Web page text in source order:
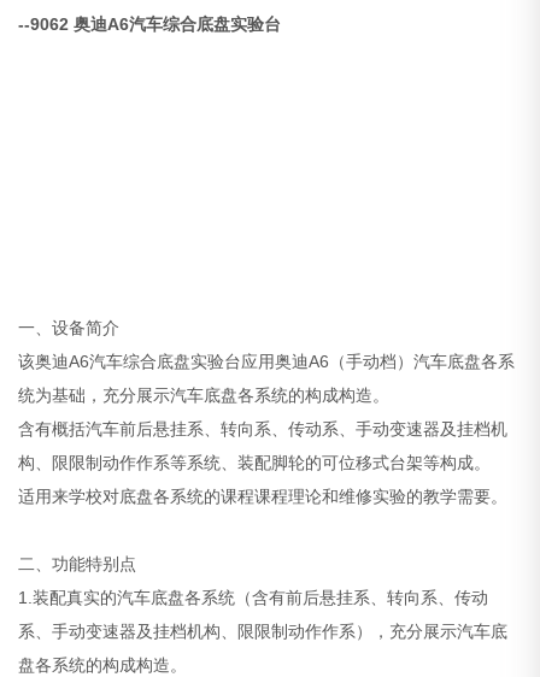
--9062奥迪A6汽车综合底盘实验台
一、设备简介
该奥迪A6汽车综合底盘实验台应用奥迪A6（手动档）汽车底盘各系
统为基础，充分展示汽车底盘各系统的构成构造。
含有概括汽车前后悬挂系、转向系、传动系、手动变速器及挂档机
构、限限制动作作系等系统、装配脚轮的可位移式台架等构成。
适用来学校对底盘各系统的课程课程理论和维修实验的教学需要。
二、功能特别点
1.装配真实的汽车底盘各系统（含有前后悬挂系、转向系、传动
系、手动变速器及挂档机构、限限制动作作系），充分展示汽车底
盘各系统的构成构造。